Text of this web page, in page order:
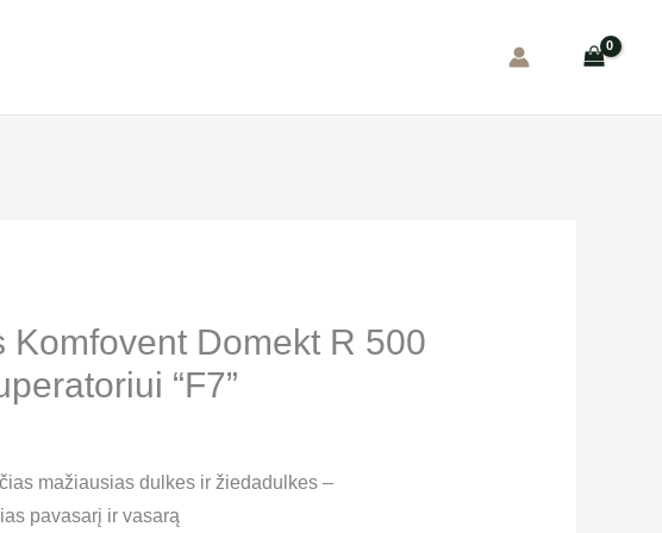
Komfovent Domekt R 500
“F7”
mažiausias dulkes ir žiedadulkes –
pavasarį ir vasarą